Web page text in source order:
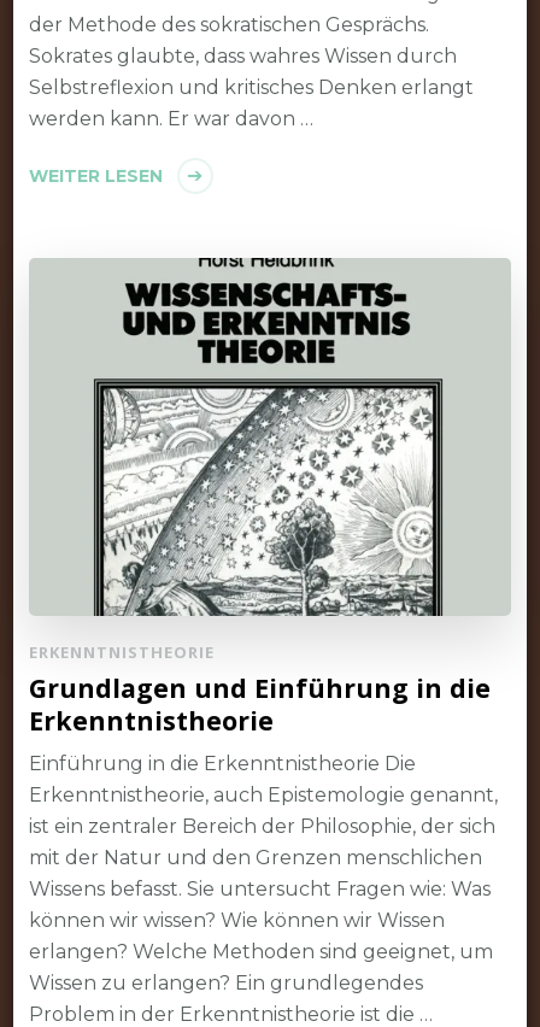
der Methode des sokratischen Gesprächs.
Sokrates glaubte, dass wahres Wissen durch
Selbstreflexion und kritisches Denken erlangt
werden kann. Er war davon …
WEITER LESEN
ERKENNTNISTHEORIE
Grundlagen und Einführung in die
Erkenntnistheorie
Einführung in die Erkenntnistheorie Die
Erkenntnistheorie, auch Epistemologie genannt,
ist ein zentraler Bereich der Philosophie, der sich
mit der Natur und den Grenzen menschlichen
Wissens befasst. Sie untersucht Fragen wie: Was
können wir wissen? Wie können wir Wissen
erlangen? Welche Methoden sind geeignet, um
Wissen zu erlangen? Ein grundlegendes
Problem in der Erkenntnistheorie ist die …